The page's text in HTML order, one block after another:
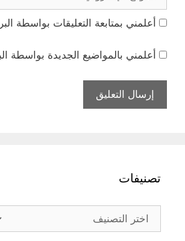
الإلكتروني
أعلمني بمتابعة التعليقات بواسطة
أعلمني بالمواضيع الجديدة بواسطة
تصنيفات
تصنيفات